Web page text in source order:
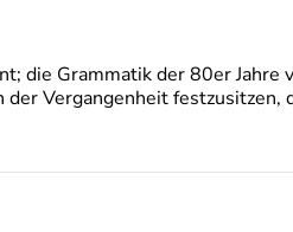
die Grammatik der 80er Jahre
Vergangenheit festzusitzen,